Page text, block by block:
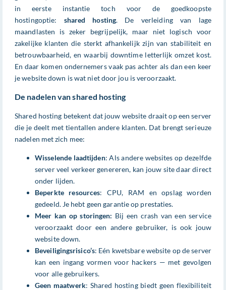
in eerste instantie toch voor de goedkoopste
hostingoptie: shared hosting. De verleiding van lage
maandlasten is zeker begrijpelijk, maar niet logisch voor
zakelijke klanten die sterkt afhankelijk zijn van stabiliteit en
betrouwbaarheid, en waarbij downtime letterlijk omzet kost.
En daar komen ondernemers vaak pas achter als dan een keer
je website down is wat niet door jou is veroorzaakt.
De nadelen van shared hosting
Shared hosting betekent dat jouw website draait op een server
die je deelt met tientallen andere klanten. Dat brengt serieuze
nadelen met zich mee:
Wisselende laadtijden: Als andere websites op dezelfde
server veel verkeer genereren, kan jouw site daar direct
onder lijden.
Beperkte resources: CPU, RAM en opslag worden
gedeeld. Je hebt geen garantie op prestaties.
Meer kan op storingen: Bij een crash van een service
veroorzaakt door een andere gebruiker, is ook jouw
website down.
Beveiligingsrisico’s: Eén kwetsbare website op de server
kan een ingang vormen voor hackers — met gevolgen
voor alle gebruikers.
Geen maatwerk: Shared hosting biedt geen flexibiliteit